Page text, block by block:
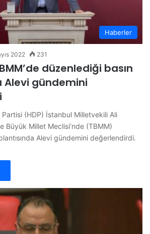
Haberler
2022 231
düzenlediği basın
Alevi gündemini
Partisi (HDP) İstanbul Milletvekili Ali
Büyük Millet Meclisi’nde (TBMM)
Alevi gündemini değerlendirdi.